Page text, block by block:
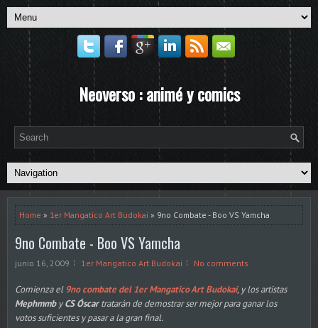
Neoverso : animé y comics
Home » 1er Mangatico Art Budokai » 9no Combate - Boo VS Yamcha
9no Combate - Boo VS Yamcha
junio 16, 2009 1er Mangatico Art Budokai No comments
Comienza el 9no combate del 1er Mangatico Art Budokai, y los artistas
MephmmbyCS Óscartratarán de demostrar ser mejor para ganar los
votos suficientes y pasar a la gran final.